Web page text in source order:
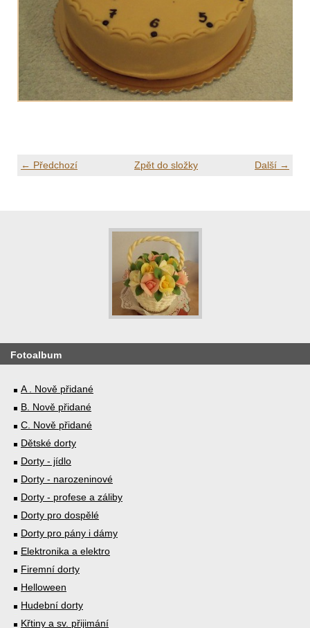
← Předchozí Další →
Zpět do složky
Fotoalbum
A . Nově přidané
B. Nově přidané
C. Nově přidané
Dětské dorty
Dorty - jídlo
Dorty - narozeninové
Dorty - profese a záliby
Dorty pro dospělé
Dorty pro pány i dámy
Elektronika a elektro
Firemní dorty
Helloween
Hudební dorty
Křtiny a sv. přijimání